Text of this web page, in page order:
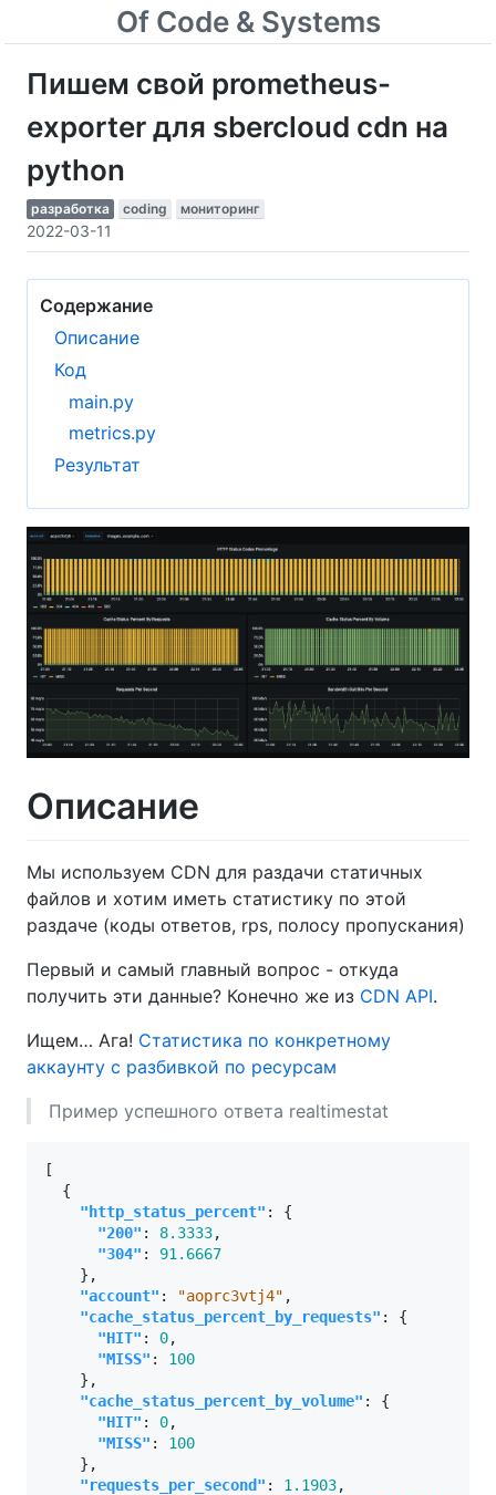
Of Code & Systems
Пишем свой prometheus-
exporter для sbercloud cdn на
python
разработка coding мониторинг
2022-03-11
Содержание
Описание
Код
main.py
metrics.py
Результат
Описание
Мы используем CDN для раздачи статичных
файлов и хотим иметь статистику по этой
раздаче (коды ответов, rps, полосу пропускания)
Первый и самый главный вопрос - откуда
получить эти данные? Конечно же из CDN API.
Ищем… Ага! Статистика по конкретному
аккаунту с разбивкой по ресурсам
Пример успешного ответа realtimestat
[
{
"http_status_percent" :
{
"200" : 8.3333,
"304" :
91.6667
},
"account" : "aoprc3vtj4" ,
"cache_status_percent_by_requests" :
{
"HIT" : 0,
"MISS" :
100
},
"cache_status_percent_by_volume" :
{
"HIT" : 0,
"MISS" :
100
},
"requests_per_second" : 1.1903,